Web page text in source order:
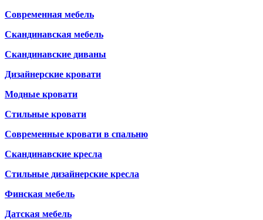
Современная мебель
Скандинавская мебель
Скандинавские диваны
Дизайнерские кровати
Модные кровати
Стильные кровати
Современные кровати в спальню
Скандинавские кресла
Стильные дизайнерские кресла
Финская мебель
Датская мебель